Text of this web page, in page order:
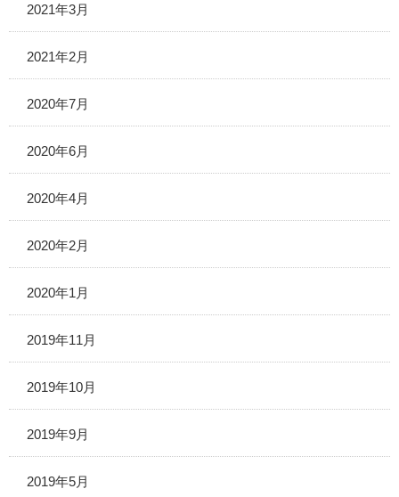
2021年3月
2021年2月
2020年7月
2020年6月
2020年4月
2020年2月
2020年1月
2019年11月
2019年10月
2019年9月
2019年5月